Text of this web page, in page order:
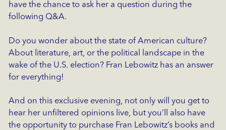
have the chance to ask her a question during the
following Q&A.
Do you wonder about the state of American culture?
About literature, art, or the political landscape in the
wake of the U.S. election? Fran Lebowitz has an answer
for everything!
And on this exclusive evening, not only will you get to
hear her unfiltered opinions live, but you’ll also have
the opportunity to purchase Fran Lebowitz’s books and